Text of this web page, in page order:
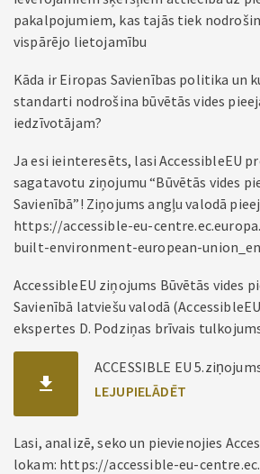
pakalpojumiem, kas tajās tiek
vispārējo lietojamību
Kāda ir Eiropas Savienības politika un
standarti nodrošina būvētās vides
iedzīvotājam?
Ja esi ieinteresēts, lasi AccessibleEU
sagatavotu ziņojumu “Būvētās vides
Savienībā”! Ziņojums angļu valodā
https://accessible-eu-
built-environment-european-union_en
AccessibleEU ziņojums Būvētās vides
Savienībā latviešu valodā
ekspertes D. Podziņas brīvais
ACCESSIBLE EU
Lasi, analizē, seko un pievienojies
lokam: https://accessible-eu-